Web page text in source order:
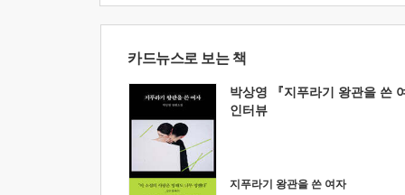
카드뉴스로 보는 책
박상영 『지푸라기 왕관을 쓴
인터뷰
지푸라기 왕관을 쓴 여자